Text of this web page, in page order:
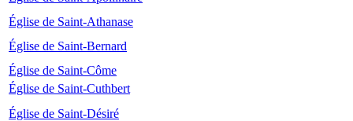
Église de Saint-Athanase
Église de Saint-Bernard
Église de Saint-Côme
Église de Saint-Cuthbert
Église de Saint-Désiré